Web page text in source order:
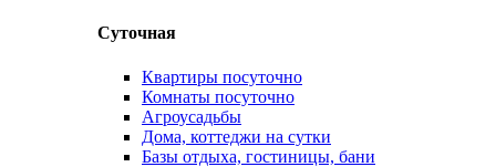
Суточная
Квартиры посуточно
Комнаты посуточно
Агроусадьбы
Дома, коттеджи на сутки
Базы отдыха, гостиницы, бани